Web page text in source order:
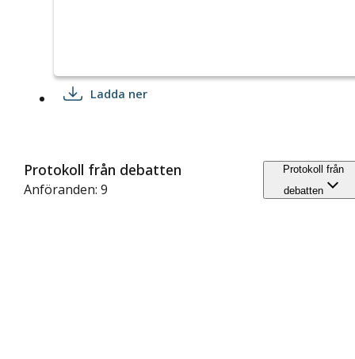
Ladda ner
Protokoll från debatten
Anföranden: 9
Protokoll från
debatten